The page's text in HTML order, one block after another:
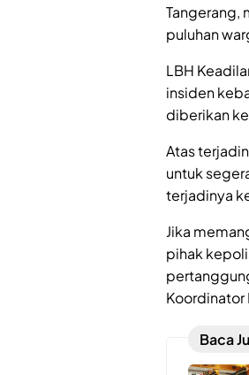
Tangerang,
puluhan
LBH
insiden
diberikan
Atas
untuk
terjadinya
Jika
pihak
Koordinator
Baca